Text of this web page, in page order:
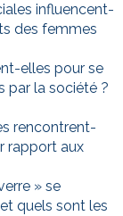
influencent-
des femmes
elles pour se
par la société ?
rencontrent-
rapport aux
» se
quels sont les